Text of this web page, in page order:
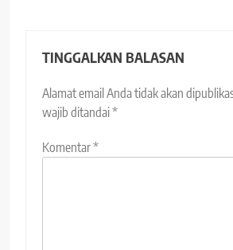
TINGGALKAN BALASAN
Alamat email Anda tidak akan
wajib ditandai*
Komentar*